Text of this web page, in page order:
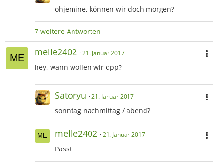
ohjemine, können wir doch morgen?
7 weitere Antworten
melle2402 21. Januar 2017
hey, wann wollen wir dpp?
Satoryu 21. Januar 2017
sonntag nachmittag / abend?
melle2402 21. Januar 2017
Passt